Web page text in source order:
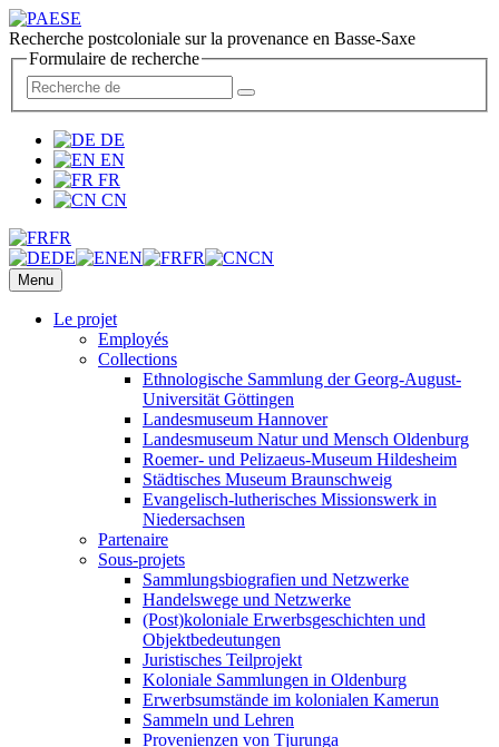
Recherche postcoloniale sur la provenance en Basse-Saxe
Formulaire de recherche
DE
EN
FR
CN
FR
DE
EN FR CN
Menu
Le projet
Employés
Collections
Ethnologische Sammlung der Georg-August-
Universität Göttingen
Landesmuseum Hannover
Landesmuseum Natur und Mensch Oldenburg
Roemer- und Pelizaeus-Museum Hildesheim
Städtisches Museum Braunschweig
Evangelisch-lutherisches Missionswerk in
Niedersachsen
Partenaire
Sous-projets
Sammlungsbiografien und Netzwerke
Handelswege und Netzwerke
(Post)koloniale Erwerbsgeschichten und
Objektbedeutungen
Juristisches Teilprojekt
Koloniale Sammlungen in Oldenburg
Erwerbsumstände im kolonialen Kamerun
Sammeln und Lehren
Provenienzen von Tjurunga